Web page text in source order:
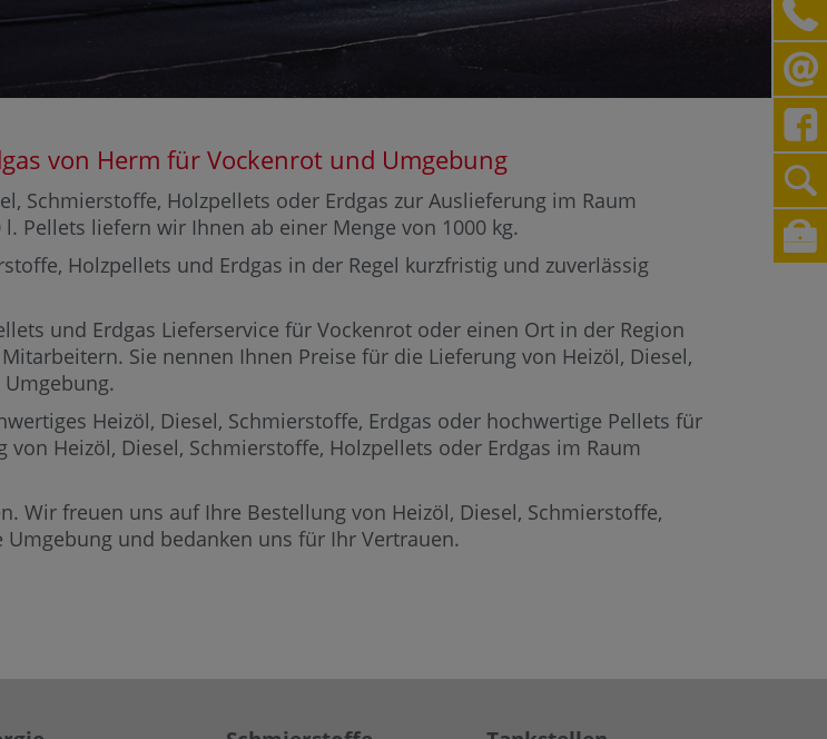
von Herm für Vockenrot und Umgebung
Schmierstoffe, Holzpellets oder Erdgas zur Auslieferung im Raum
Pellets liefern wir Ihnen ab einer Menge von 1000 kg.
Holzpellets und Erdgas in der Regel kurzfristig und zuverlässig
und Erdgas Lieferservice für Vockenrot oder einen Ort in der Region
Sie nennen Ihnen Preise für die Lieferung von Heizöl, Diesel,
Heizöl, Diesel, Schmierstoffe, Erdgas oder hochwertige Pellets für
Heizöl, Diesel, Schmierstoffe, Holzpellets oder Erdgas im Raum
Wir freuen uns auf Ihre Bestellung von Heizöl, Diesel, Schmierstoffe,
und bedanken uns für Ihr Vertrauen.